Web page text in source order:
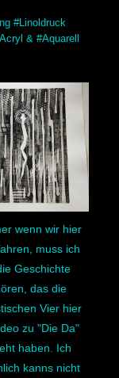
#Linoldruck
& #Aquarell